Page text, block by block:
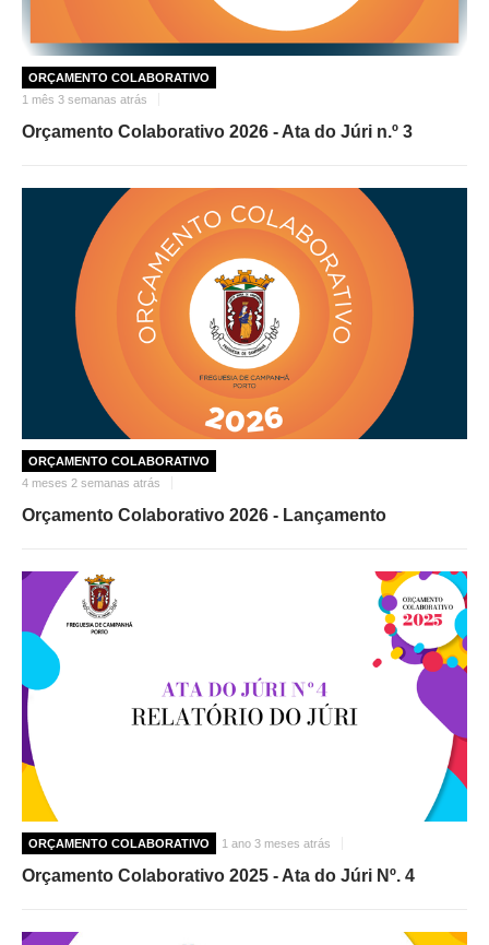
ORÇAMENTO COLABORATIVO
1 mês 3 semanas atrás
Orçamento Colaborativo 2026 - Ata do Júri n.º 3
ORÇAMENTO COLABORATIVO
4 meses 2 semanas atrás
Orçamento Colaborativo 2026 - Lançamento
ORÇAMENTO COLABORATIVO 1 ano 3 meses atrás
Orçamento Colaborativo 2025 - Ata do Júri Nº. 4